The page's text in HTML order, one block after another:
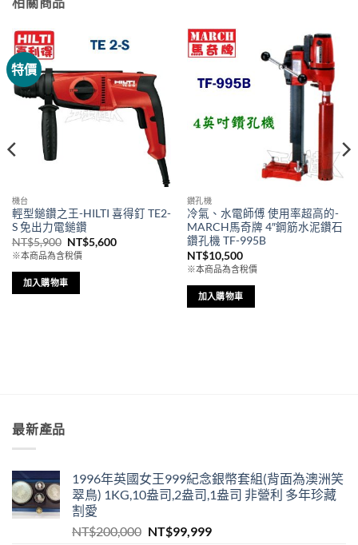
特價
機台
輕型鎚鑽之王-HILTI 喜得釘 TE2-
S 免出力電鎚鑽
NT$5,900 原
始
價
格：
NT$5,900。
NT$5,600目
※本商品為含稅價
加入購物車
鑽孔機
冷氣、水電師傅 使用率超高的-
MARCH馬奇牌 4″鋼筋水泥鑽石
鑽孔機 TF-995B
NT$10,500
※本商品為含稅價
加入購物車
最新產品
1996年英國女王999紀念銀幣套組(背面為澳洲笑
翠鳥) 1KG,10盎司,2盎司,1盎司 非營利 多年珍藏
割愛
NT$200,000 原
NT$99,999目